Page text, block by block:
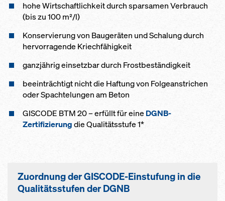
ho­he Wirt­schaft­lich­keit durch spar­sa­men Ver­brauch
(bis zu 100 m²/l)
Kon­ser­vie­rung von Bau­ge­rä­ten und Scha­lung durch
her­vor­ra­gen­de Kriech­fähig­keit
ganz­jäh­rig ein­setz­bar durch Frost­be­stän­dig­keit
be­ein­träch­tigt nicht die Haf­tung von Fol­ge­an­s­tri­chen
oder Spach­te­lun­gen am Be­ton
GISCODE BTM 20 – erfüllt für eine DGNB-
Zertifizierungdie Qualitätsstufe 1*
Zuordnung der GISCODE-Einstufung in die
Qualitätsstufen der DGNB